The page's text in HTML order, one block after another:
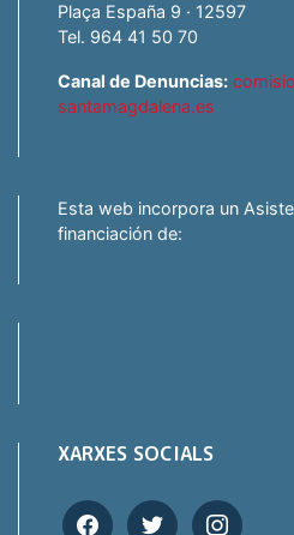
Plaça España 9 · 12597
Tel. 964 41 50 70
Canal de Denuncias:
santamagdalena.es
Esta web incorpora un
financiación de:
XARXES SOCIALS
facebooktwitter instagram